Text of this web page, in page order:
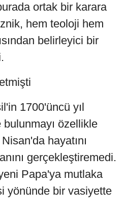
ortak bir karara
hem teoloji hem
belirleyici bir
1700'üncü yıl
özellikle
hayatını
gerçekleştiremedi.
Papa'ya mutlaka
yönünde bir vasiyette